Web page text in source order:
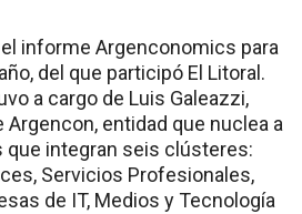
informe Argenconomics para
del que participó El Litoral.
a cargo de Luis Galeazzi,
entidad que nuclea a
que integran seis clústeres:
Servicios Profesionales,
de IT, Medios y Tecnología